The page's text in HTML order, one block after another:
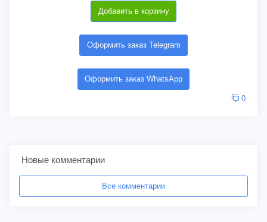
Добавить в корзину
Оформить заказ Telegram
Оформить заказ WhatsApp
0
Новые комментарии
Все комментарии